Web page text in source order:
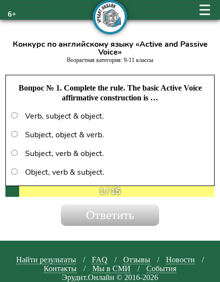
6+
Конкурс по английскому языку «Active and Passive
Voice»
Возрастная категория: 9-11 классы
Вопрос № 1. Complete the rule. The basic Active Voice
affirmative construction is …
Verb, subject & object.
Subject, object & verb.
Subject, verb & object.
Object, verb & subject.
1/15
Найти результаты / FAQ / Отзывы / Новости
/
Контакты
/ Мы в СМИ /
События
Эрудит.Онлайн © 2016-2026